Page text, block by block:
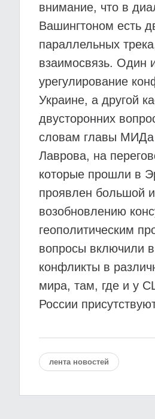
внимание, что в
Вашингтоном есть
параллельных
взаимосвязь. Один
урегулирование
Украине, а другой
двусторонних
словам главы МИДа
Лаврова, на
которые прошли в
проявлен большой
возобновлению
геополитическим
вопросы включили
конфликты в
мира, там, где и у
России
лента новостей